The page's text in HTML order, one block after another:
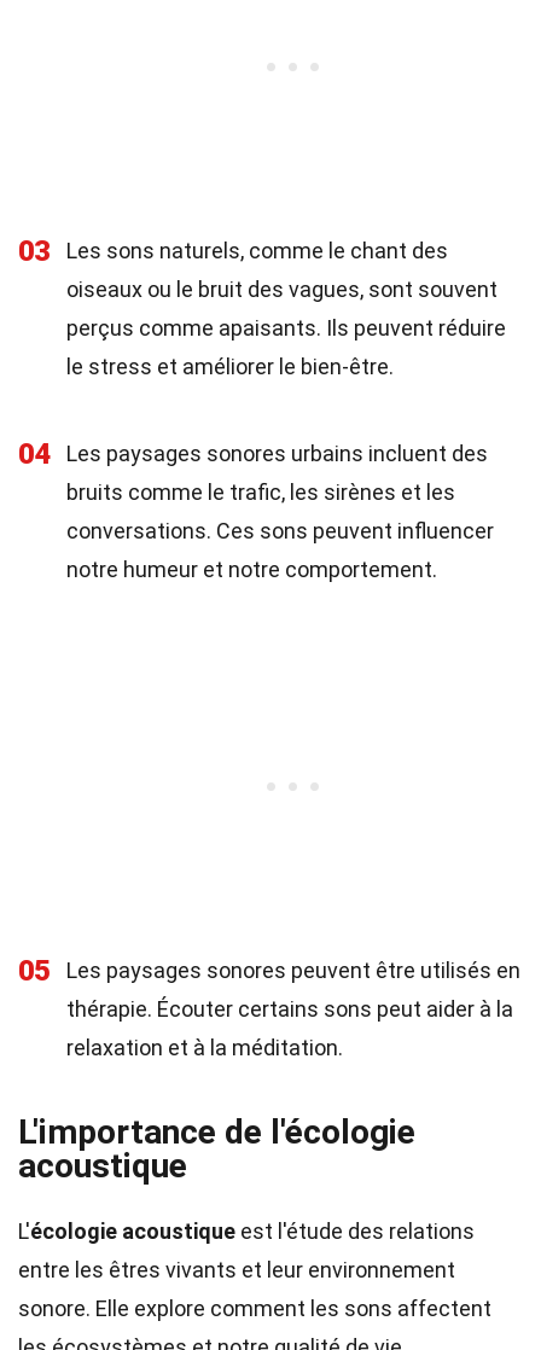
03
Les sons naturels, comme le chant des
oiseaux ou le bruit des vagues, sont souvent
perçus comme apaisants. Ils peuvent réduire
le stress et améliorer le bien-être.
04
Les paysages sonores urbains incluent des
bruits comme le trafic, les sirènes et les
conversations. Ces sons peuvent influencer
notre humeur et notre comportement.
05
Les paysages sonores peuvent être utilisés en
thérapie. Écouter certains sons peut aider à la
relaxation et à la méditation.
L'importance de l'écologie
acoustique
L'écologie acoustique est l'étude des relations
entre les êtres vivants et leur environnement
sonore. Elle explore comment les sons affectent